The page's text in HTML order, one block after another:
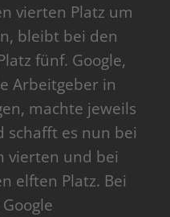
vierten Platz um
bleibt bei den
fünf. Google,
Arbeitgeber in
machte jeweils
schafft es nun bei
vierten und bei
elften Platz. Bei